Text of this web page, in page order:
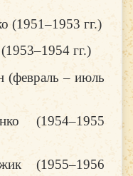
(1951–1953 гг.)
гг.)
(февраль – июль
(1954–1955
(1955–1956